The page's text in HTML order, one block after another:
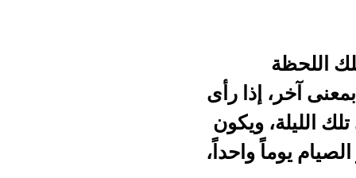
رأى
ويكون
واحداً،